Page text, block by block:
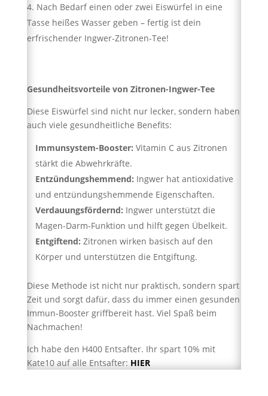
Nach Bedarf einen oder zwei Eiswürfel in eine
Tasse heißes Wasser geben – fertig ist dein
erfrischender Ingwer-Zitronen-Tee!
Gesundheitsvorteile von Zitronen-Ingwer-Tee
Diese Eiswürfel sind nicht nur lecker, sondern haben
auch viele gesundheitliche Benefits:
Immunsystem-Booster: Vitamin C aus Zitronen
stärkt die Abwehrkräfte.
Entzündungshemmend: Ingwer hat antioxidative
und entzündungshemmende Eigenschaften.
Verdauungsfördernd: Ingwer unterstützt die
Magen-Darm-Funktion und hilft gegen Übelkeit.
Entgiftend: Zitronen wirken basisch auf den
Körper und unterstützen die Entgiftung.
Diese Methode ist nicht nur praktisch, sondern spart
Zeit und sorgt dafür, dass du immer einen gesunden
Immun-Booster griffbereit hast. Viel Spaß beim
Nachmachen!
Ich habe den H400 Entsafter. Ihr spart 10% mit
Kate10 auf alle Entsafter: HIER